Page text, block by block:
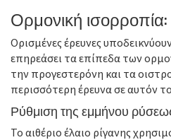
Ορμονική ισορροπία:
Ορισμένες έρευνες
επηρεάσει τα επίπεδα των
την προγεστερόνη και τα
περισσότερη έρευνα σε αυτόν
Ρύθμιση της εμμήνου
Το αιθέριο έλαιο ρίγανης